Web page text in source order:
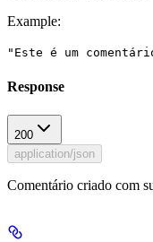
Example:
"Este é um
Response
200
application/json
Comentário criado com